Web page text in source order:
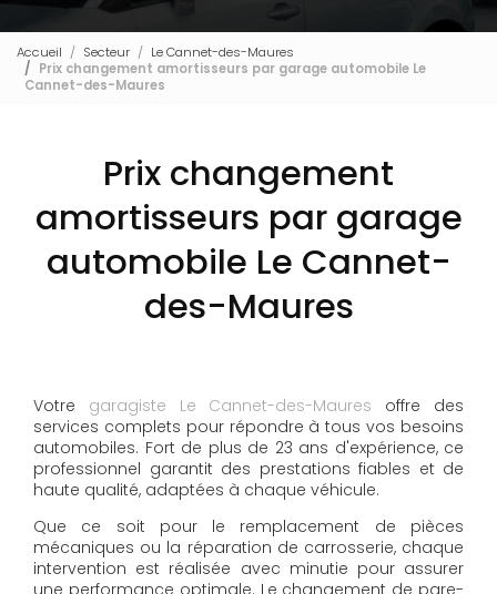
Accueil Secteur
Le Cannet-des-Maures
Prix changement amortisseurs par garage automobile Le
Cannet-des-Maures
Prix changement
amortisseurs par garage
automobile Le Cannet-
des-Maures
Votre garagiste Le Cannet-des-Maures offre des
services complets pour répondre à tous vos besoins
automobiles. Fort de plus de 23 ans d'expérience, ce
professionnel garantit des prestations fiables et de
haute qualité, adaptées à chaque véhicule.
Que ce soit pour le remplacement de pièces
mécaniques ou la réparation de carrosserie, chaque
intervention est réalisée avec minutie pour assurer